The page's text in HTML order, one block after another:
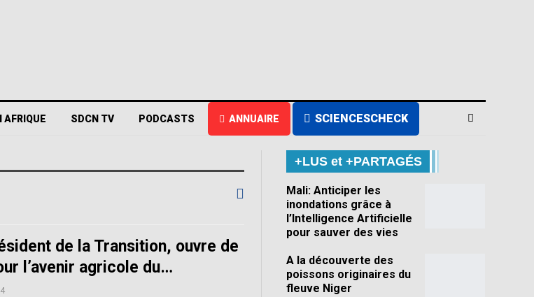
AFRIQUE SDCN TV PODCASTS ANNUAIRE SCIENCESCHECK
de la Transition, ouvre de
l’avenir agricole du…
+LUS et +PARTAGÉS
Mali: Anticiper les
inondations grâce à
l’Intelligence Artificielle
pour sauver des vies
A la découverte des
poissons originaires du
fleuve Niger